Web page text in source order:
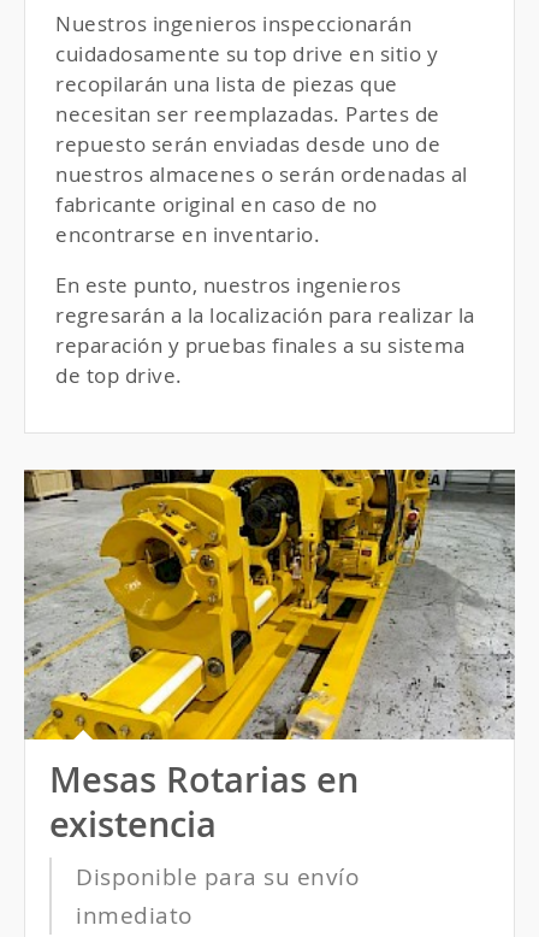
Nuestros ingenieros inspeccionarán
cuidadosamente su top drive en sitio y
recopilarán una lista de piezas que
necesitan ser reemplazadas. Partes de
repuesto serán enviadas desde uno de
nuestros almacenes o serán ordenadas al
fabricante original en caso de no
encontrarse en inventario.
En este punto, nuestros ingenieros
regresarán a la localización para realizar la
reparación y pruebas finales a su sistema
de top drive.
Mesas Rotarias en
existencia
Disponible para su envío
inmediato